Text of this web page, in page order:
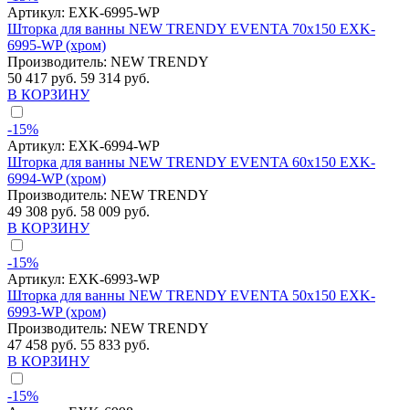
Артикул: EXK-6995-WP
Шторка для ванны NEW TRENDY EVENTA 70x150 EXK-
6995-WP (хром)
Производитель: NEW TRENDY
50 417 руб. 59 314 руб.
В КОРЗИНУ
-15%
Артикул: EXK-6994-WP
Шторка для ванны NEW TRENDY EVENTA 60x150 EXK-
6994-WP (хром)
Производитель: NEW TRENDY
49 308 руб. 58 009 руб.
В КОРЗИНУ
-15%
Артикул: EXK-6993-WP
Шторка для ванны NEW TRENDY EVENTA 50x150 EXK-
6993-WP (хром)
Производитель: NEW TRENDY
47 458 руб. 55 833 руб.
В КОРЗИНУ
-15%